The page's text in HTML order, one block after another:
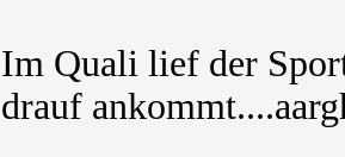
Im Quali lief der
drauf